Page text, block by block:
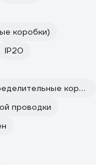
коробки)
IP20
Полипропиленовые (внутренние распределительные коробки скрытой установки)
проводки